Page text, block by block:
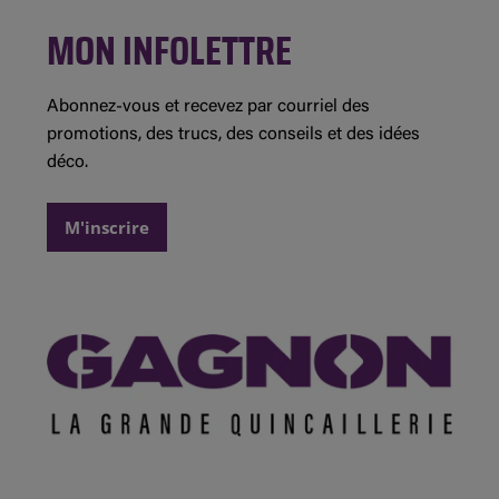
Saint-Jean-sur-Richelieu
Détails des promotions
Instagram
MON INFOLETTRE
Abonnez-vous et recevez par courriel des
promotions, des trucs, des conseils et des idées
déco.
M'inscrire